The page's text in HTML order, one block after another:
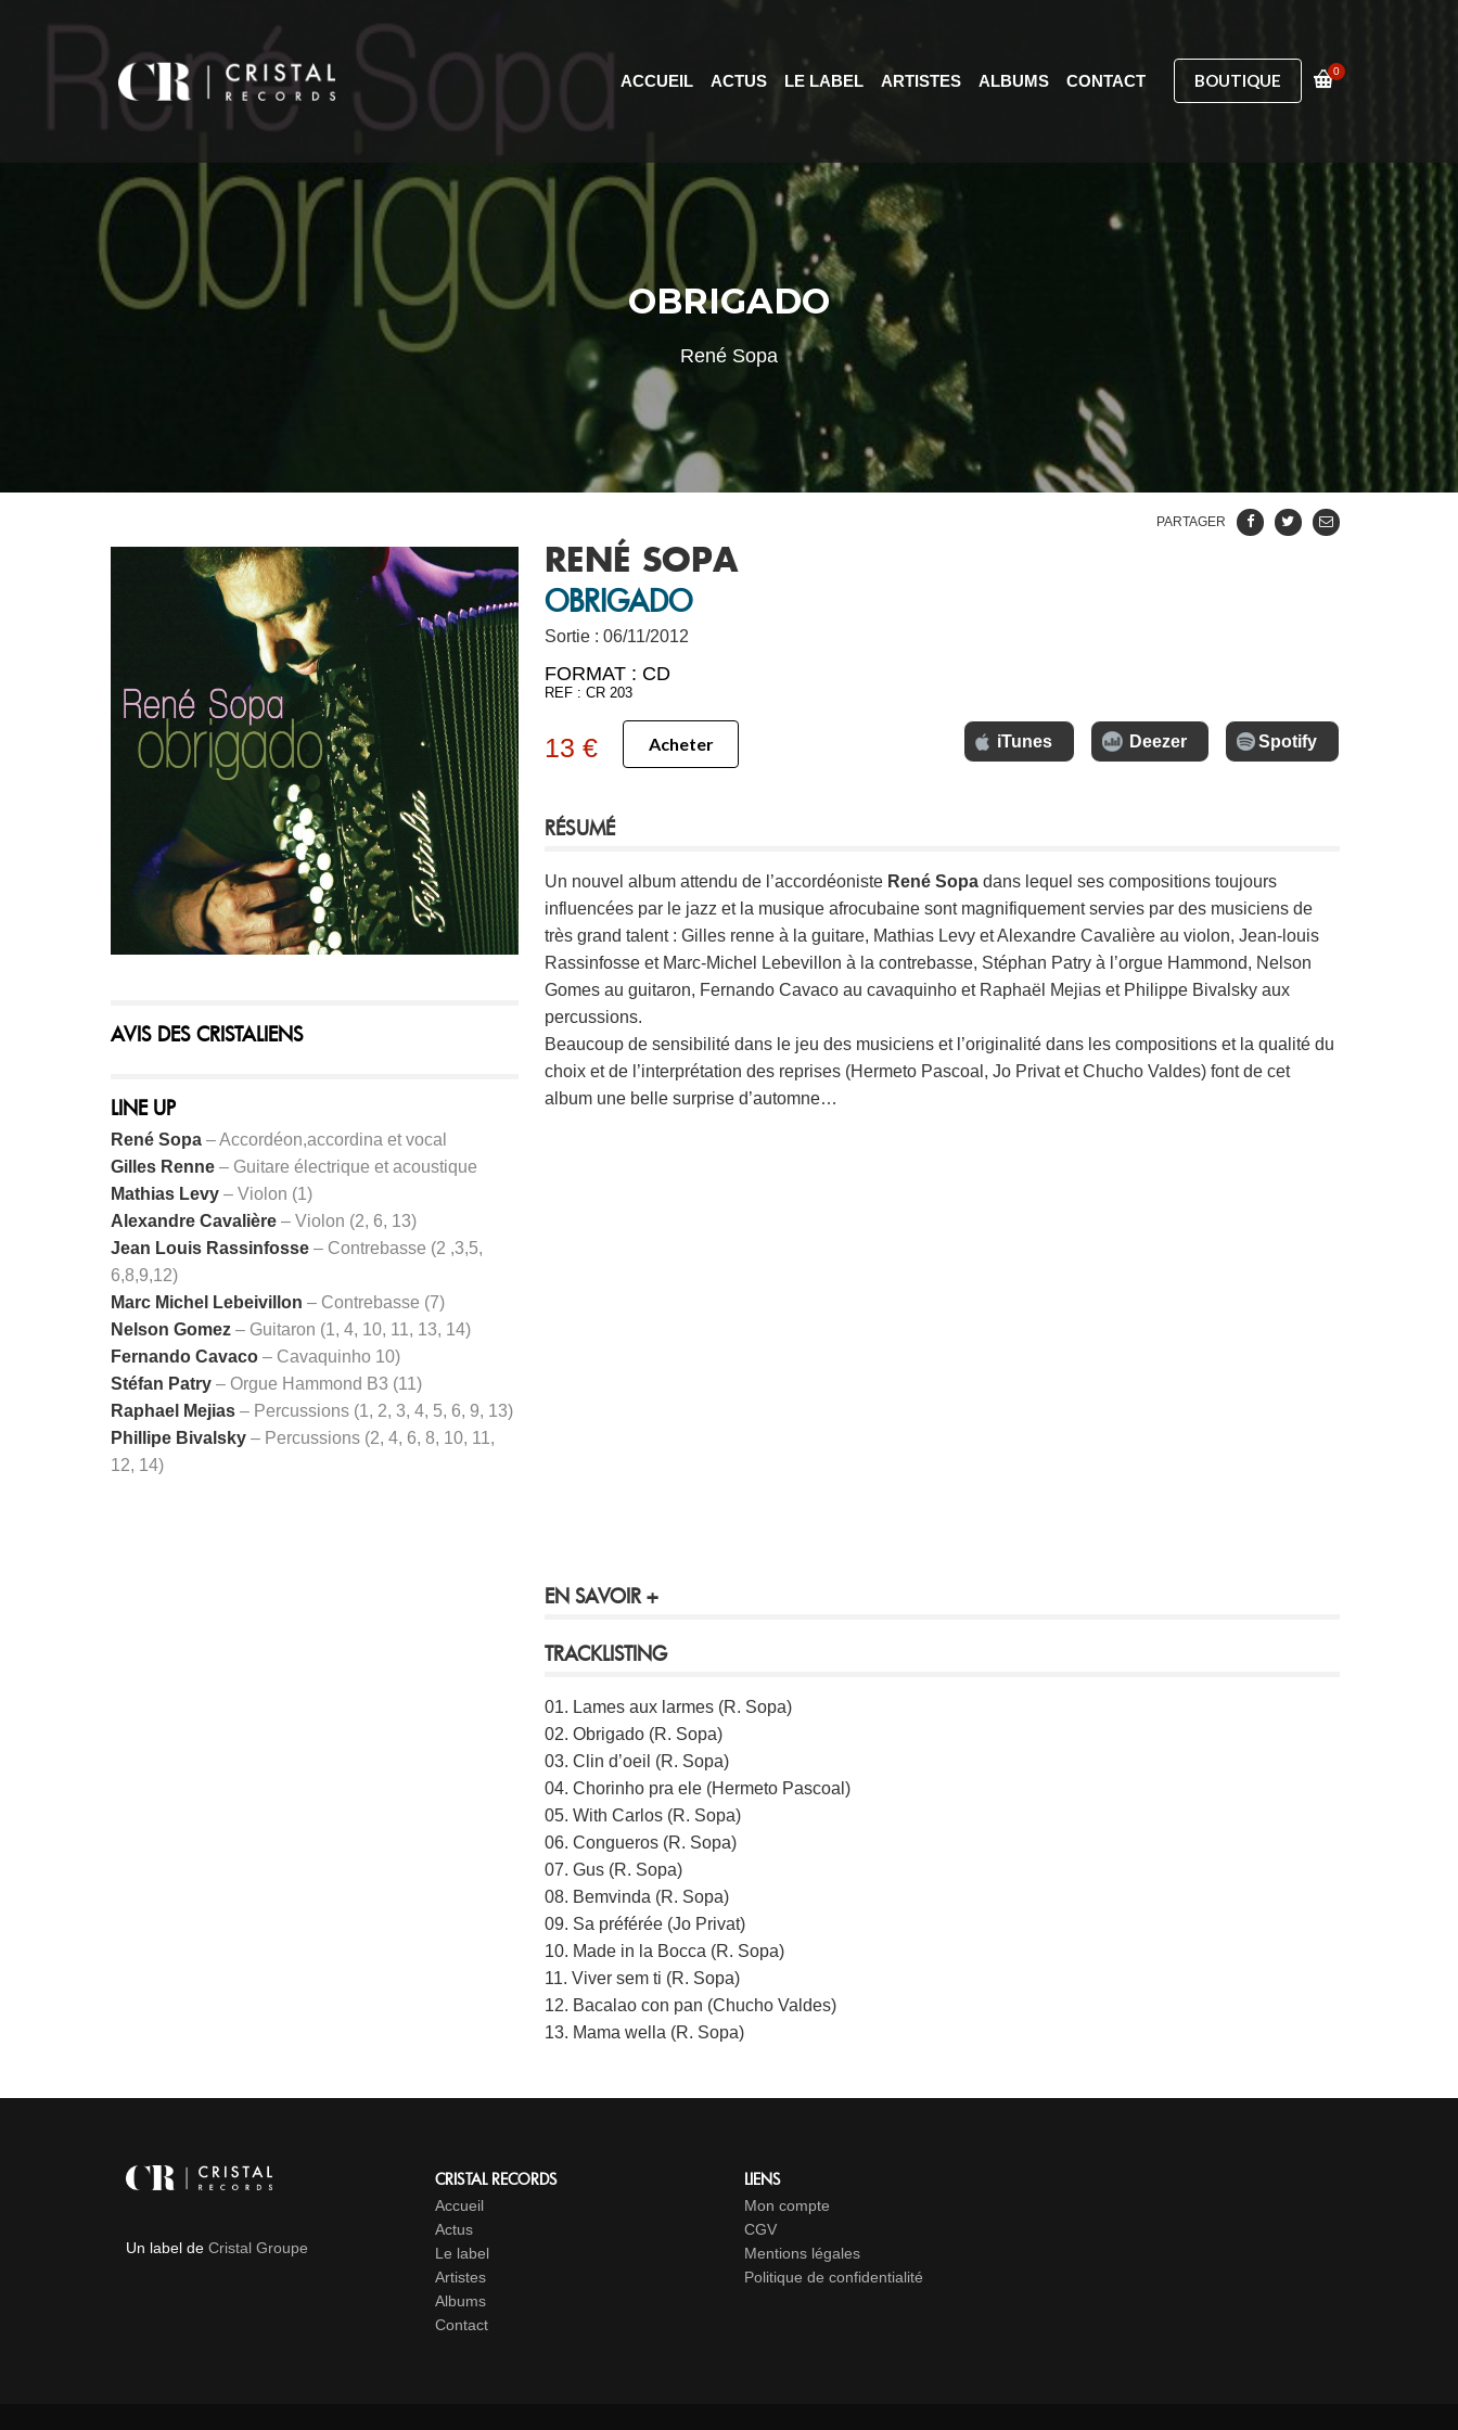
ACCUEIL ACTUS LE LABEL ARTISTES ALBUMS CONTACT BOUTIQUE 0
OBRIGADO
René Sopa
AVIS DES CRISTALIENS
LINE UP
René Sopa – Accordéon,accordina et vocal
Gilles Renne – Guitare électrique et acoustique
Mathias Levy – Violon (1)
Alexandre Cavalière – Violon (2, 6, 13)
Jean Louis Rassinfosse – Contrebasse (2 ,3,5,
6,8,9,12)
Marc Michel Lebeivillon – Contrebasse (7)
Nelson Gomez – Guitaron (1, 4, 10, 11, 13, 14)
Fernando Cavaco – Cavaquinho 10)
Stéfan Patry – Orgue Hammond B3 (11)
Raphael Mejias – Percussions (1, 2, 3, 4, 5, 6, 9, 13)
Phillipe Bivalsky – Percussions (2, 4, 6, 8, 10, 11,
12, 14)
PARTAGER
RENÉ SOPA
OBRIGADO
Sortie : 06/11/2012
FORMAT : CD
REF : CR 203
13 € Acheter iTunes Deezer Spotify
RÉSUMÉ
Un nouvel album attendu de l’accordéoniste René Sopa dans lequel ses compositions toujours
influencées par le jazz et la musique afrocubaine sont magnifiquement servies par des musiciens de
très grand talent : Gilles renne à la guitare, Mathias Levy et Alexandre Cavalière au violon, Jean-louis
Rassinfosse et Marc-Michel Lebevillon à la contrebasse, Stéphan Patry à l’orgue Hammond, Nelson
Gomes au guitaron, Fernando Cavaco au cavaquinho et Raphaël Mejias et Philippe Bivalsky aux
percussions.
Beaucoup de sensibilité dans le jeu des musiciens et l’originalité dans les compositions et la qualité du
choix et de l’interprétation des reprises (Hermeto Pascoal, Jo Privat et Chucho Valdes) font de cet
album une belle surprise d’automne…
EN SAVOIR +
TRACKLISTING
01. Lames aux larmes (R. Sopa)
02. Obrigado (R. Sopa)
03. Clin d’oeil (R. Sopa)
04. Chorinho pra ele (Hermeto Pascoal)
05. With Carlos (R. Sopa)
06. Congueros (R. Sopa)
07. Gus (R. Sopa)
08. Bemvinda (R. Sopa)
09. Sa préférée (Jo Privat)
10. Made in la Bocca (R. Sopa)
11. Viver sem ti (R. Sopa)
12. Bacalao con pan (Chucho Valdes)
13. Mama wella (R. Sopa)
Un label de Cristal Groupe
CRISTAL RECORDS
Accueil
Actus
Le label
Artistes
Albums
Contact
LIENS
Mon compte
CGV
Mentions légales
Politique de confidentialité